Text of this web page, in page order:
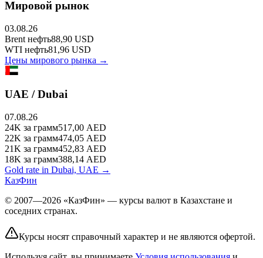
Мировой рынок
03.08.26
Brent нефть88,90 USD
WTI нефть81,96 USD
Цены мирового рынка →
UAE / Dubai
07.08.26
24K за грамм517,00 AED
22K за грамм474,05 AED
21K за грамм452,83 AED
18K за грамм388,14 AED
Gold rate in Dubai, UAE →
КазФин
© 2007—2026 «КазФин» — курсы валют в Казахстане и
соседних странах.
Курсы носят справочный характер и не являются офертой.